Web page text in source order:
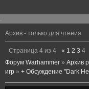
.
Архив - только для чтения
Страница 4 из 4 « 1 2 3 4
Форум Warhammer » Архив
игр » + Обсуждение "Dark